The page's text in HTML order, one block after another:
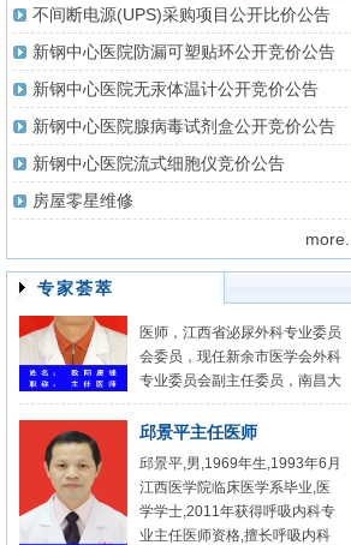
不间断电源(UPS)采购项目公开比价公告
新钢中心医院防漏可塑贴环公开竞价公告
新钢中心医院无汞体温计公开竞价公告
新钢中心医院腺病毒试剂盒公开竞价公告
新钢中心医院流式细胞仪竞价公告
房屋零星维修
more...
专家荟萃
温振宇主任中医师
温振宇，男，新钢中心医院康
复科主任，主任中医师，1993
年毕业于江西中医学院针骨系骨
伤专业。新余市康复质量控制中
江西省康复医学会骨与关节疾病
专业委员会副主任委员、江西省
生系统学科学术带头人。新余市
高层次人才，新余市医疗事故鉴
定委员会委员，新余市科技成果
建设标兵”，2014年获得“新余市
十大名医”，2016年获得“新钢公
司劳动模范称号”，2017年获得
新余市“五一劳动奖章”。
1993年参加工作至今，一直从
欧阳唐锋，男，1965年2月出
生，大外科主任，泌尿外科主任
医师，江西省泌尿外科专业委员
会委员，现任新余市医学会外科
专业委员会副主任委员，南昌大
毕业于江西医学院医疗系，从事
泌尿外科工作21年，熟悉泌尿外
科常见病与疑难病的诊断治疗。
具有丰富临床经验与娴熟细致的
外科手术技巧，擅长泌尿外科重
大疑难手术的操作，如膀胱癌全
邱景平主任医师
邱景平,男,1969年生,1993年6月
江西医学院临床医学系毕业,医
学学士,2011年获得呼吸内科专
业主任医师资格,擅长呼吸内科